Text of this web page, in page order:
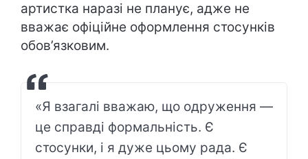
артистка наразі не планує, адже не
вважає офіційне оформлення стосунків
обов’язковим.
«Я взагалі вважаю, що одруження —
це справді формальність. Є
стосунки, і я дуже цьому рада. Є